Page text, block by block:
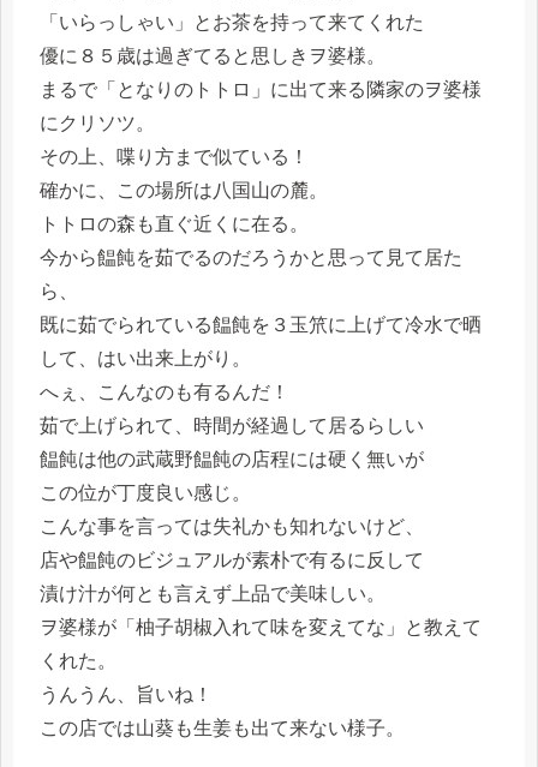
「いらっしゃい」とお茶を持って来てくれた
優に８５歳は過ぎてると思しきヲ婆様。
まるで「となりのトトロ」に出て来る隣家のヲ婆様
にクリソツ。
その上、喋り方まで似ている！
確かに、この場所は八国山の麓。
トトロの森も直ぐ近くに在る。
今から饂飩を茹でるのだろうかと思って見て居た
ら、
既に茹でられている饂飩を３玉笊に上げて冷水で晒
して、はい出来上がり。
へぇ、こんなのも有るんだ！
茹で上げられて、時間が経過して居るらしい
饂飩は他の武蔵野饂飩の店程には硬く無いが
この位が丁度良い感じ。
こんな事を言っては失礼かも知れないけど、
店や饂飩のビジュアルが素朴で有るに反して
漬け汁が何とも言えず上品で美味しい。
ヲ婆様が「柚子胡椒入れて味を変えてな」と教えて
くれた。
うんうん、旨いね！
この店では山葵も生姜も出て来ない様子。